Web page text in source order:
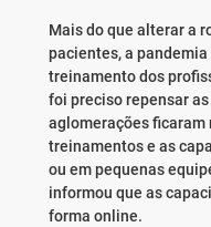
Mais do que alterar a
pacientes, a
treinamento dos
foi preciso repensar
aglomerações ficaram
treinamentos e as
ou em pequenas
informou que as
forma online.